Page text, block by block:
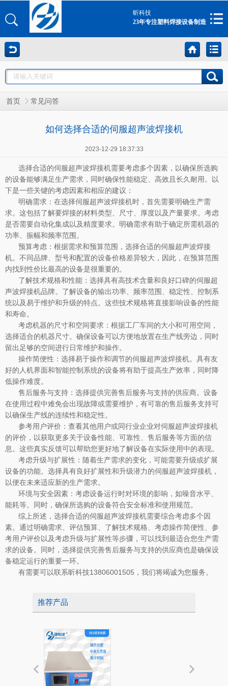
昕科技
23年专注塑料焊接设备制造
首页 常见问答
如何选择合适的伺服超声波焊接机
2023-12-29 18:37:33
选择合适的伺服超声波焊接机需要考虑多个因素，以确保所选购
的设备能够满足生产需求，同时确保性能稳定、高效且长久耐用。以
下是一些关键的考虑因素和相应的建议：
明确需求：在选择伺服超声波焊接机时，首先需要明确生产需
求。这包括了解要焊接的材料类型、尺寸、厚度以及产量要求。考虑
是否需要自动化集成以及精度要求。明确需求有助于确定所需机器的
功率、振幅和频率范围。
预算考虑：根据需求和预算范围，选择合适的伺服超声波焊接
机。不同品牌、型号和配置的设备价格差异较大，因此，在预算范围
内找到性价比最高的设备是很重要的。
了解技术规格和性能：选择具有高技术含量和良好口碑的伺服超
声波焊接机品牌。了解设备的输出功率、频率范围、稳定性、控制系
统以及易于维护和升级的特点。这些技术规格将直接影响设备的性能
和寿命。
考虑机器的尺寸和空间要求：根据工厂车间的大小和可用空间，
选择适合的机器尺寸。确保设备可以方便地放置在生产线旁边，同时
留出足够的空间进行日常维护和操作。
操作简便性：选择易于操作和调节的伺服超声波焊接机。具有友
好的人机界面和智能控制系统的设备将有助于提高生产效率，同时降
低操作难度。
售后服务与支持：选择提供完善售后服务与支持的供应商。设备
在使用过程中难免会出现故障或需要维护，有可靠的售后服务支持可
以确保生产线的连续性和稳定性。
参考用户评价：查看其他用户或同行业企业对伺服超声波焊接机
的评价，以获取更多关于设备性能、可靠性、售后服务等方面的信
息。这些真实反馈可以帮助您更好地了解设备在实际使用中的表现。
考虑升级与扩展性：随着生产需求的变化，可能需要升级或扩展
设备的功能。选择具有良好扩展性和升级潜力的伺服超声波焊接机，
以便在未来适应新的生产需求。
环境与安全因素：考虑设备运行时对环境的影响，如噪音水平、
能耗等。同时，确保所选购的设备符合安全标准和使用规范。
综上所述，选择合适的伺服超声波焊接机需要综合考虑多个因
素。通过明确需求、评估预算、了解技术规格、考虑操作简便性、参
考用户评价以及考虑升级与扩展性等步骤，可以找到最适合您生产需
求的设备。同时，选择提供完善售后服务与支持的供应商也是确保设
备稳定运行的重要一环。
有需要可以联系昕科技13806001505，我们将竭诚为您服务。
推荐产品